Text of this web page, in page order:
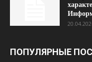
ПОПУЛЯРНЫЕ